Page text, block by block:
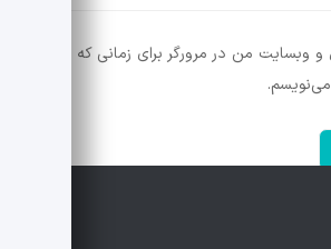
و وبسایت من در مرورگر برای زمانی که